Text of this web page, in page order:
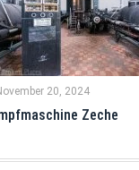
20, 2024
Zeche